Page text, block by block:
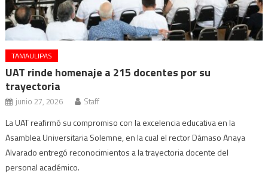
TAMAULIPAS
UAT rinde homenaje a 215 docentes por su
trayectoria
junio 27, 2026 Staff
La UAT reafirmó su compromiso con la excelencia educativa en la
Asamblea Universitaria Solemne, en la cual el rector Dámaso Anaya
Alvarado entregó reconocimientos a la trayectoria docente del
personal académico.